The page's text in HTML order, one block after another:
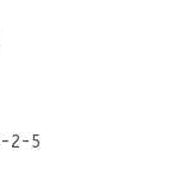
2-5